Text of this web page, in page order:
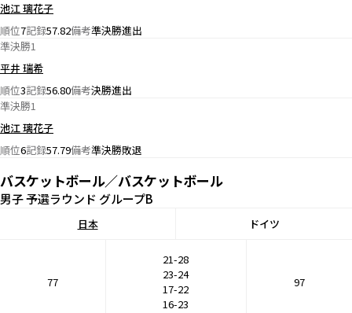
池江 璃花子
順位7記録57.82備考準決勝進出
準決勝1
平井 瑞希
順位3記録56.80備考決勝進出
準決勝1
池江 璃花子
順位6記録57.79備考準決勝敗退
バスケットボール／バスケットボール
男子 予選ラウンド グループB
日本 ドイツ
77
21-28
23-24
17-22
16-23
97